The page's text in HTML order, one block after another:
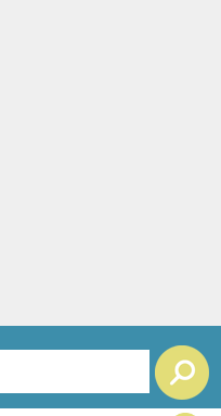
Search